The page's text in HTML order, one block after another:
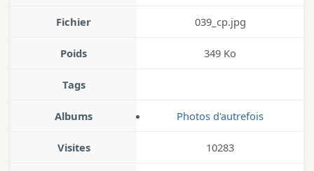
Fichier 039_cp.jpg
Poids 349 Ko
Tags
Albums Photos d'autrefois
Visites 10283